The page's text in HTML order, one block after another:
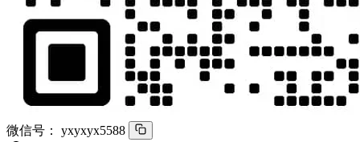
微信号： yxyxyx5588